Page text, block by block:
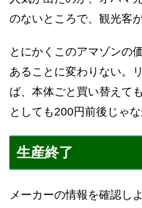
のないところで、観光客
とにかくこのアマゾンの
あることに変わりない。
ば、本体ごと買い替えて
としても200円前後じゃな
生産終了
メーカーの情報を確認し